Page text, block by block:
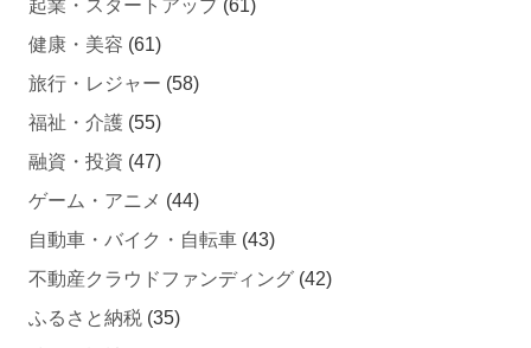
健康・美容 (61)
旅行・レジャー
福祉・介護(55)
融資・投資 (47)
ゲーム・アニメ
自動車・バイク・自転車
不動産クラウドファンディング
ふるさと納税 (35)
技術・機械(33)